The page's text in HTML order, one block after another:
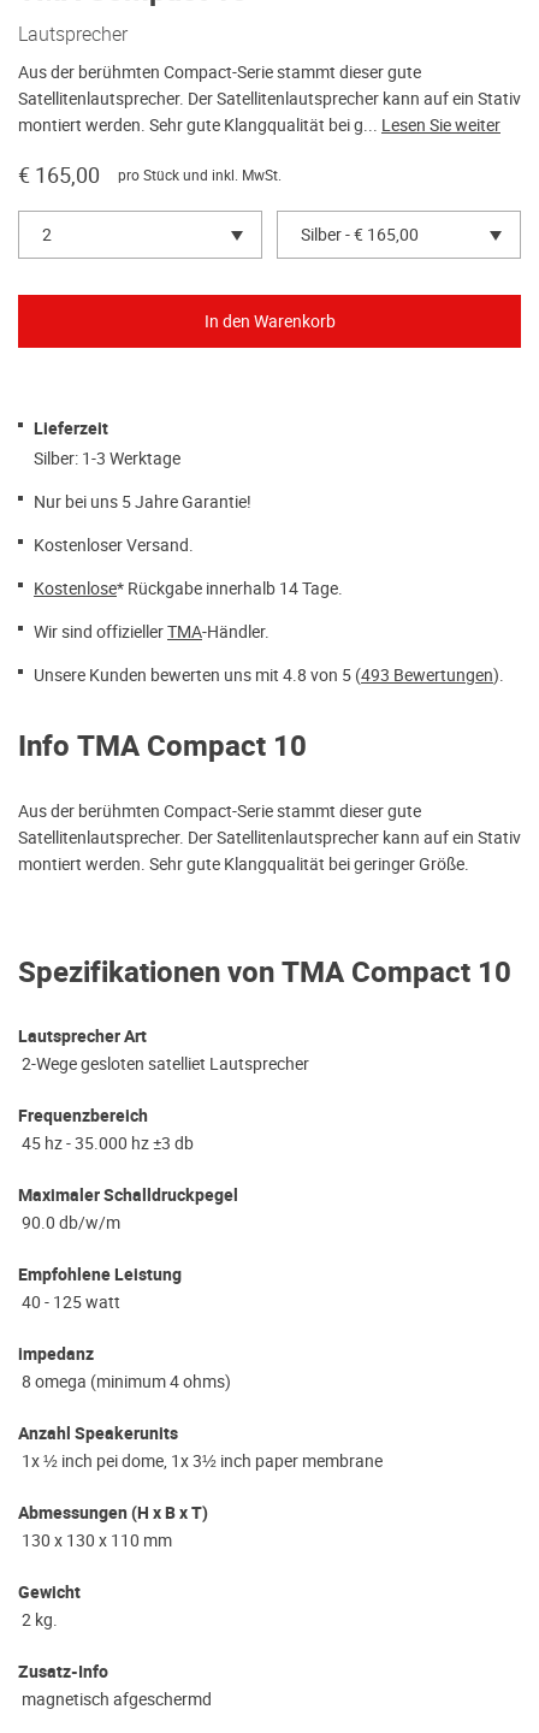
Lautsprecher
Aus der berühmten Compact-Serie stammt dieser gute
Satellitenlautsprecher. Der Satellitenlautsprecher kann auf ein Stativ
montiert werden. Sehr gute Klangqualität bei g... Lesen Sie weiter
€ 165,00 pro Stück und inkl. MwSt.
2 Silber - € 165,00
Lieferzeit
Silber: 1-3 Werktage
Nur bei uns 5 Jahre Garantie!
Kostenloser Versand.
Kostenlose* Rückgabe innerhalb 14 Tage.
Wir sind offiziellerTMA-Händler.
Unsere Kunden bewerten uns mit 4.8 von 5 (493 Bewertungen).
Spezifikationen von TMA Compact 10
Lautsprecher Art
2-Wege gesloten satelliet Lautsprecher
Frequenzbereich
45 hz - 35.000 hz ±3 db
Maximaler Schalldruckpegel
90.0 db/w/m
Empfohlene Leistung
40 - 125 watt
impedanz
8 omega (minimum 4 ohms)
Anzahl Speakerunits
1x ½ inch pei dome, 1x 3½ inch paper membrane
Abmessungen (H x B x T)
130 x 130 x 110 mm
Gewicht
2 kg.
Zusatz-Info
magnetisch afgeschermd
Info TMA Compact 10
Aus der berühmten Compact-Serie stammt dieser gute
Satellitenlautsprecher. Der Satellitenlautsprecher kann auf ein Stativ
montiert werden. Sehr gute Klangqualität bei geringer Größe.